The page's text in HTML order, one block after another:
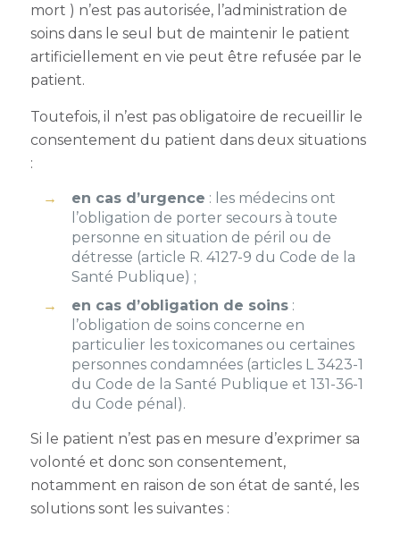
mort ) n’est pas autorisée, l’administration de
soins dans le seul but de maintenir le patient
artificiellement en vie peut être refusée par le
patient.
Toutefois, il n’est pas obligatoire de recueillir le
consentement du patient dans deux situations
:
en cas d’urgence : les médecins ont
l’obligation de porter secours à toute
personne en situation de péril ou de
détresse (article R. 4127-9 du Code de la
Santé Publique) ;
en cas d’obligation de soins:
l’obligation de soins concerne en
particulier les toxicomanes ou certaines
personnes condamnées (articles L 3423-1
du Code de la Santé Publique et 131-36-1
du Code pénal).
Si le patient n’est pas en mesure d’exprimer sa
volonté et donc son consentement,
notamment en raison de son état de santé, les
solutions sont les suivantes :